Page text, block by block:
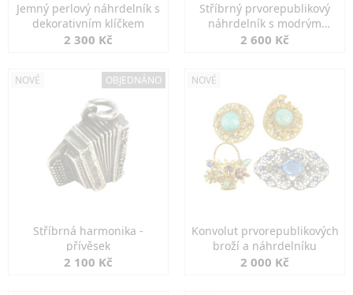
Jemný perlový náhrdelník s
dekorativním klíčkem
2 300 Kč
Stříbrný prvorepublikový
náhrdelník s modrým
spinelem
2 600 Kč
NOVÉ OBJEDNÁNO
Stříbrná harmonika -
přívěsek
2 100 Kč
NOVÉ
Konvolut prvorepublikových
broží a náhrdelníku
2 000 Kč